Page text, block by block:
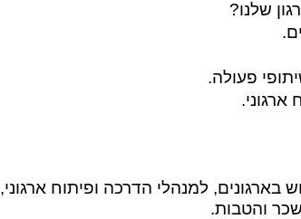
שלנו?
פעולה.
ארגוני.
בארגונים, למנהלי הדרכה ופיתוח ארגוני,
והטבות.